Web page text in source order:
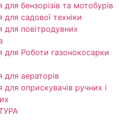
бензорізів та мотобурів
садової техніки
для повітродувних
для Роботи газонокосарки
для аераторів
оприскувачів ручних і